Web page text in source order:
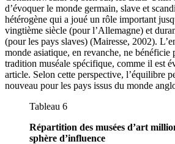
d’évoquer le monde germain, slave et
hétérogène qui a joué un rôle important
vingtième siècle (pour l’Allemagne) et
(pour les pays slaves) (Mairesse, 2002).
monde asiatique, en revanche, ne bénéficie
tradition muséale spécifique, comme il est
article. Selon cette perspective, l’équilibre
nouveau pour les pays issus du monde
Tableau 6
Répartition des musées d’art
sphère d’influence